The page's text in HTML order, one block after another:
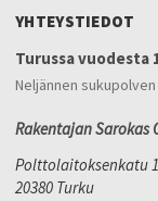
YHTEYSTIEDOT
Turussa vuodesta
Neljännen
Rakentajan Sarokas
Polttolaitoksenkatu
20380 Turku